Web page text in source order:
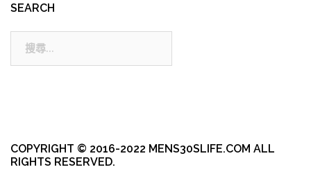
SEARCH
COPYRIGHT © 2016-2022 MENS30SLIFE.COM ALL
RIGHTS RESERVED.